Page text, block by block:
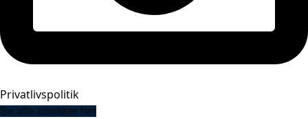
Privatlivspolitik
Se alle klinikker her